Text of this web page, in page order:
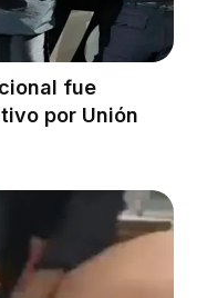
fue
por Unión